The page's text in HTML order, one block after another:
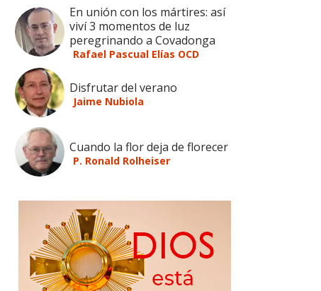
En unión con los mártires: así
viví 3 momentos de luz
peregrinando a Covadonga
Rafael Pascual Elías OCD
Disfrutar del verano
Jaime Nubiola
Cuando la flor deja de florecer
P. Ronald Rolheiser